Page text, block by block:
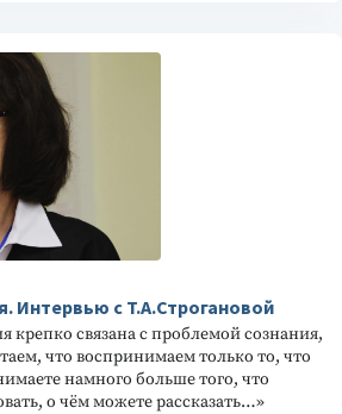
Интервью с Т.А.Строгановой
крепко связана с проблемой сознания,
что воспринимаем только то, что
намного больше того, что
о чём можете рассказать…»